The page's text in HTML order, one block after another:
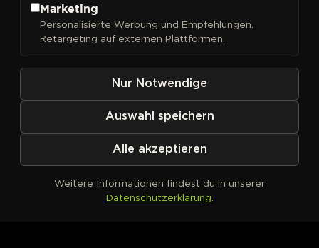
Hanfsamen, Cannabis-Sorten und Seedbanks. Von
der Geschichte der Genetiken bis hin zu
spannenden Einblicken in die Welt der Breeder.
Zum Shop
Strain-Universum
Marketing
Personalisierte Werbung und Empfehlungen.
Retargeting auf externen Plattformen.
Nur Notwendige
Auswahl speichern
Alle akzeptieren
Weitere Informationen findest du in unserer
Datenschutzerklärung